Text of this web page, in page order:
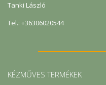
Tanki László
Tel.: +36306020544
KÉZMŰVES TERMÉKEK